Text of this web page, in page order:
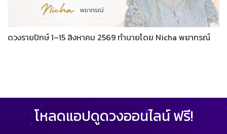
ดวงรายปักษ์ 1–15 สิงหาคม 2569 ทำนายโดย Nicha พยากรณ์
โหลดแอปดูดวงออนไลน์ ฟรี!